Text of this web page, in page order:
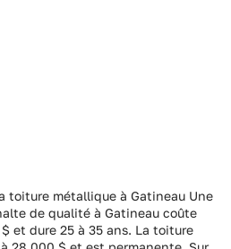
toiture métallique à Gatineau Une
de qualité à Gatineau coûte
et dure 25 à 35 ans. La toiture